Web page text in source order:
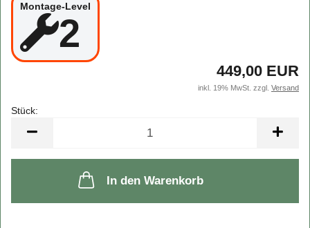
Montage-Level
2
449,00 EUR
inkl. 19% MwSt. zzgl. Versand
Stück:
In den Warenkorb